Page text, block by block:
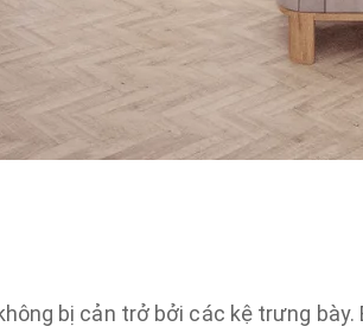
bị cản trở bởi các kệ trưng